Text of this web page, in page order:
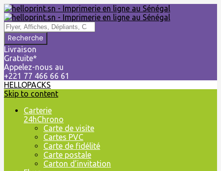
Livraison
Gratuite*
Appelez-nous au
+221 77 466 66 61
HELLOPACKS
Skip to content
Carterie
24hChrono
Carte de visite
Cartes PVC
Carte de fidélité
Carte postale
Carton d’invitation